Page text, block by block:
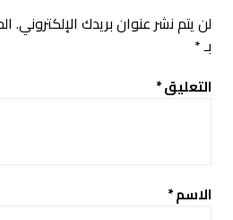
لن يتم نشر عنوان بريدك الإلكتروني.
بـ*
التعليق*
الاسم*